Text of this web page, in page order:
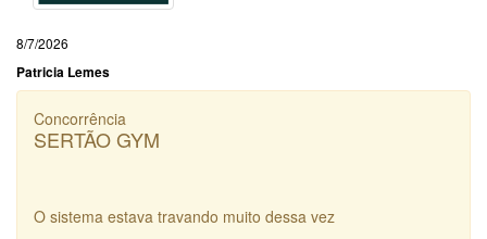
8/7/2026
Patricia Lemes
Concorrência
SERTÃO GYM
O sistema estava travando muito dessa vez